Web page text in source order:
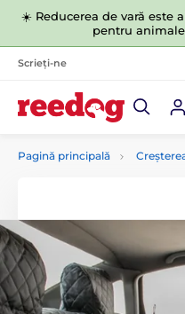
☀️ Reducerea de vară este
pentru
Scrieți-ne
Pagină principală